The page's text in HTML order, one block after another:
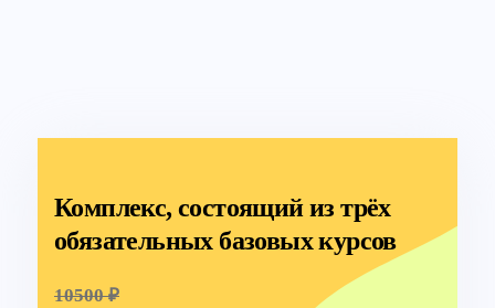
Комплекс, состоящий из трёх
обязательных базовых курсов
10500 ₽